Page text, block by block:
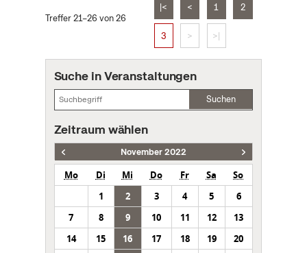
Treffer 21–26 von 26
|< < 1 2
3 > >|
Suche in Veranstaltungen
Suchen
Zeitraum wählen
November 2022
Mo Di Mi Do Fr Sa
So
1
2 3 4 5
6
7
8 9 10 11 12
13
14
15 16 17 18 19
20